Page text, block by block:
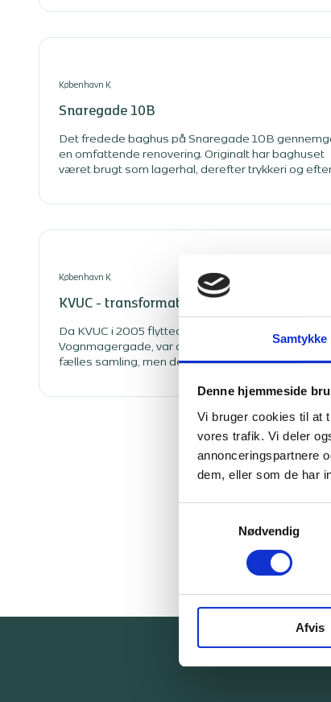
Samtykke
Denne hjemmeside
Vi bruger cookies til at
vores trafik. Vi deler
annonceringspartnere
dem, eller som de har
Nødvendig
Afvis
projektering, myndigheds- og udbudsprojekt,
København K
Snaregade 10B
Det fredede baghus på Snaregade 10B
en omfattende renovering. Originalt har baghuset
været brugt som lagerhal, derefter trykkeri og
kontorer med sjæl.
København K
KVUC - transformation fra p-kælder til aula
Da KVUC i 2005 flyttede ind i den historiske
Vognmagergade, var der ikke etableret en aula til
fælles samling, men det er der nu blevet lavet om